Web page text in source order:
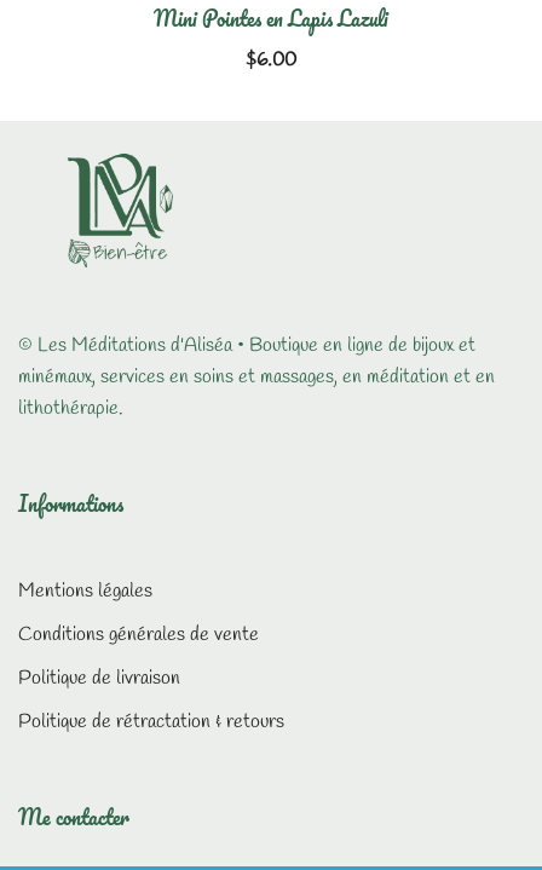
Mini Pointes en Lapis Lazuli
$6.00
© Les Méditations d'Aliséa • Boutique en ligne de bijoux et
minémaux, services en soins et massages, en méditation et en
lithothérapie.
Informations
Mentions légales
Conditions générales de vente
Politique de livraison
Politique de rétractation & retours
Me contacter